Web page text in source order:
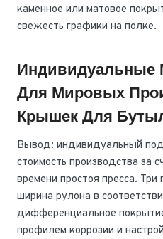
каменное или матовое
свежесть графики на полке.
Индивидуальные
Для Мировых
Крышек Для
Вывод: индивидуальный
стоимость производства за
времени простоя пресса. Три
ширина рулона в
дифференциальное
профилем коррозии и